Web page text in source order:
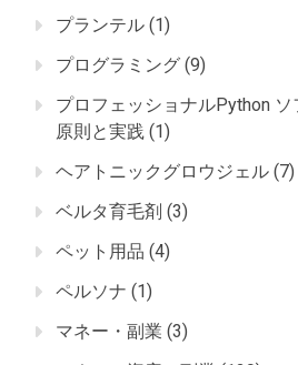
プランテル (1)
プログラミング (9)
プロフェッショナルPython
原則と実践 (1)
ヘアトニックグロウジェル (7)
ベルタ育毛剤 (3)
ペット用品 (4)
ペルソナ (1)
マネー・副業 (3)